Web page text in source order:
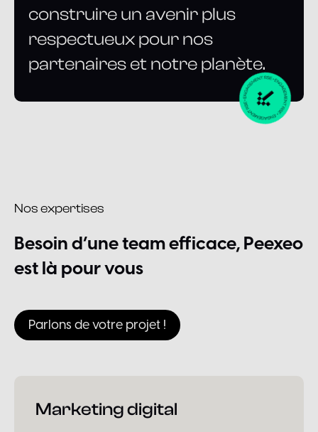
construire un avenir plus
respectueux pour nos
partenaires et notre planète.
Nos expertises
Besoind’uneteamefficace,Peexeo
estlà pourvous
Parlons de votre projet !
Marketing digital